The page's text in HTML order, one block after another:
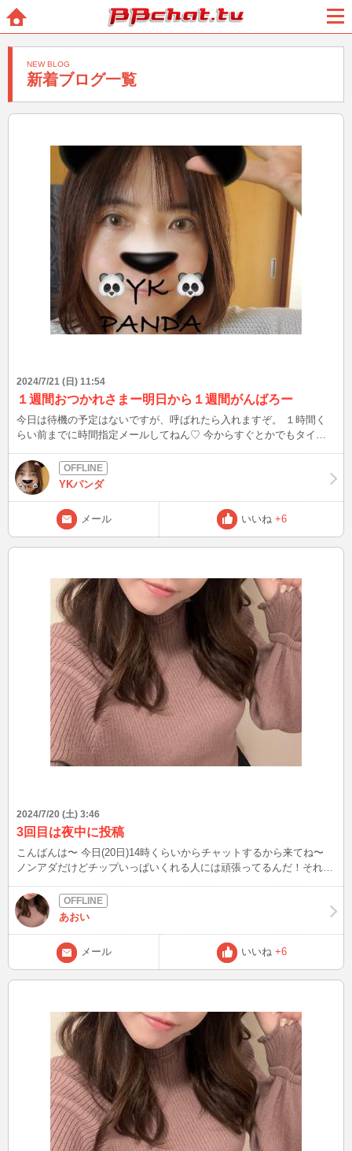
BBchatTV
新着ブログ一覧
NEW BLOG
2024/7/21 (日) 11:54
１週間おつかれさまー明日から１週間がんばろー
今日は待機の予定はないですが、呼ばれたら入れますぞ。 １時間く
らい前までに時間指定メールしてねん♡ 今からすぐとかでもタイミ
YKパンダ
メール いいね +6
2024/7/20 (土) 3:46
3回目は夜中に投稿
こんばんは〜 今日(20日)14時くらいからチャットするから来てね〜
ノンアダだけどチップいっぱいくれる人には頑張ってるんだ！それ理
してくれる人だけ好き。
あおい
メール いいね +6